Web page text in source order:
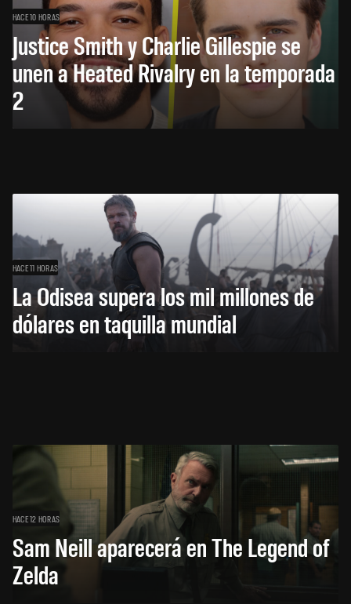
HACE 10 HORAS
Justice Smith y Charlie Gillespie se
unen a Heated Rivalry en la temporada
2
HACE 11 HORAS
La Odisea supera los mil millones de
dólares en taquilla mundial
HACE 12 HORAS
Sam Neill aparecerá en The Legend of
Zelda